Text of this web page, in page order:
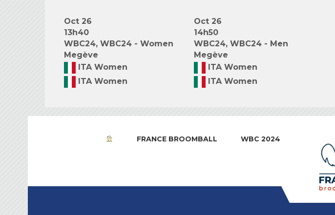
Oct 26
13h40
WBC24, WBC24 - Women
Megève
ITA Women
ITA Women
Oct 26
14h50
WBC24, WBC24 - Men
Megève
ITA Women
ITA Women
FRANCE BROOMBALL WBC 2024